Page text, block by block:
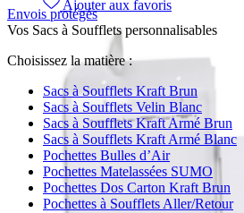
Envois protégés
Vos Sacs à Soufflets personnalisables
Choisissez la matière :
Sacs à Soufflets Kraft Brun
Sacs à Soufflets Velin Blanc
Sacs à Soufflets Kraft Armé Brun
Sacs à Soufflets Kraft Armé Blanc
Pochettes Bulles d’Air
Pochettes Matelassées SUMO
Pochettes Dos Carton Kraft Brun
Pochettes à Soufflets Aller/Retour
Ajouter aux favoris